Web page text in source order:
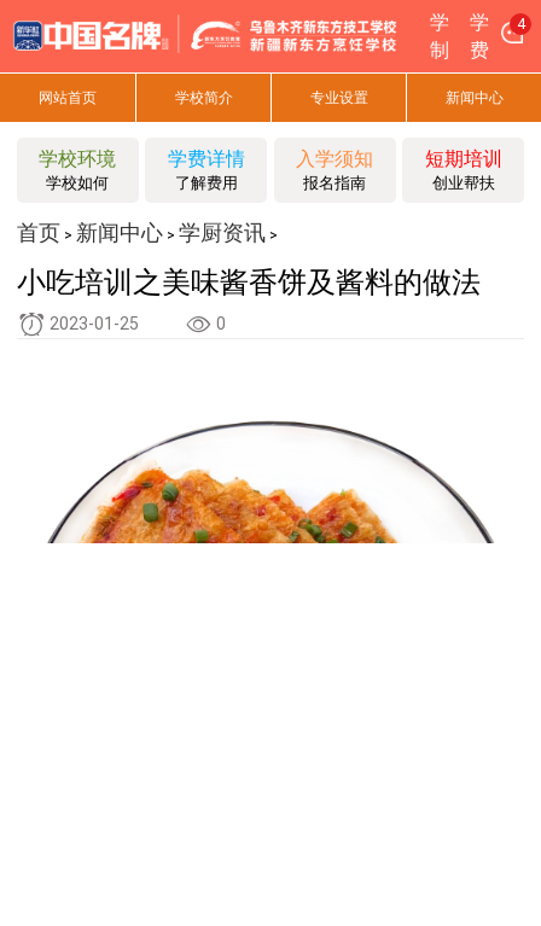
学
制
学
费
4
网站首页 学校简介 专业设置 新闻中心
学校环境
学校如何
学费详情
了解费用
入学须知
报名指南
短期培训
创业帮扶
首页 > 新闻中心> 学厨资讯>
小吃培训之美味酱香饼及酱料的做法
2023-01-25 0